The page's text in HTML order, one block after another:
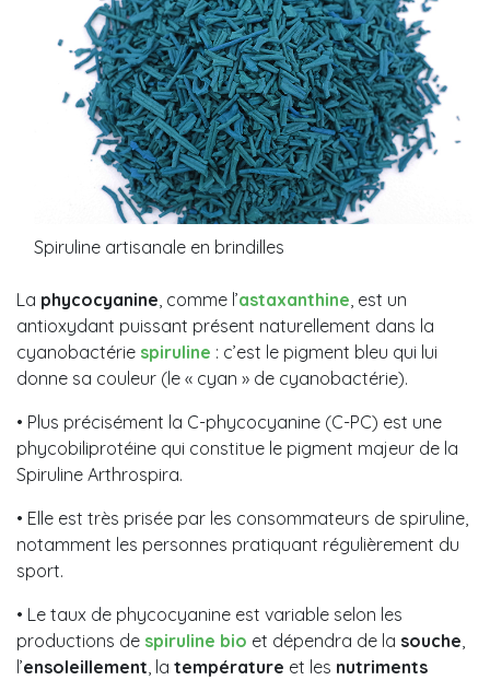
Spiruline artisanale en brindilles
La phycocyanine , comme l’astaxanthine , est un
antioxydant puissant présent naturellement dans la
cyanobactérie spiruline : c’est le pigment bleu qui lui
donne sa couleur (le « cyan » de cyanobactérie).
• Plus précisément la C-phycocyanine (C-PC) est une
phycobiliprotéine qui constitue le pigment majeur de la
Spiruline Arthrospira.
• Elle est très prisée par les consommateurs de spiruline,
notamment les personnes pratiquant régulièrement du
sport.
• Le taux de phycocyanine est variable selon les
productions de spiruline bio et dépendra de la souche
l’ensoleillement , la température et les nutriments